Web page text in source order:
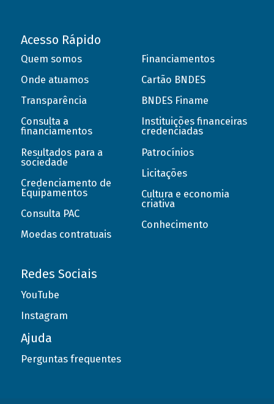
Acesso Rápido
Quem somos
Onde atuamos
Transparência
Consulta a
financiamentos
Resultados para a
sociedade
Credenciamento de
Equipamentos
Consulta PAC
Moedas contratuais
Financiamentos
Cartão BNDES
BNDES Finame
Instituições financeiras
credenciadas
Patrocínios
Licitações
Cultura e economia
criativa
Conhecimento
Redes Sociais
YouTube
Instagram
Ajuda
Perguntas frequentes